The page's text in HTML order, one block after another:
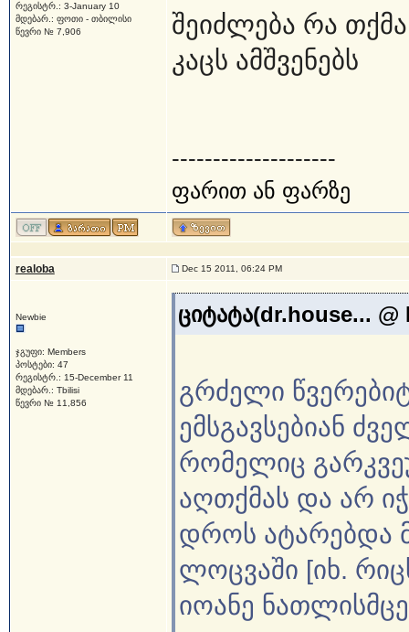
რეგისტრ.: 3-January 10
მდებარ.: ფოთი - თბილისი
წევრი № 7,906
შეიძლება რა
კაცს ამშვენებს
--------------------
ფარით ან ფარზე
realoba Dec 15 2011, 06:24 PM
Newbie
ჯგუფი: Members
პოსტები: 47
რეგისტრ.: 15-December 11
მდებარ.: Tbilisi
წევრი № 11,856
ციტატა(dr.house... @
გრძელი
ემსგავსებიან
რომელიც
აღთქმას და არ
დროს ატარებდა
ლოცვაში [იხ.
იოანე